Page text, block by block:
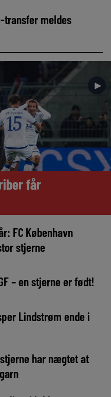
transfer meldes
►
får
FC København
stjerne
– en stjerne er født!
Lindstrøm ende i
stjerne har nægtet at